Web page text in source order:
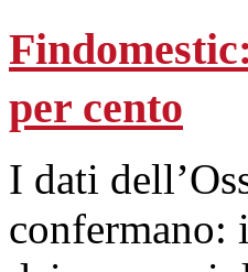
per cento
I dati
confermano: